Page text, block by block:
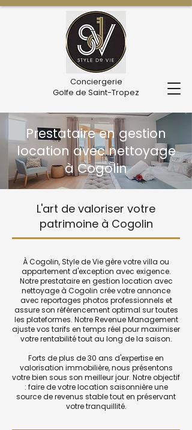
Conciergerie
Golfe de Saint-Tropez
Prestataire en gestion
location avec nettoyage
à Cogolin
L'art de valoriser votre
patrimoine à Cogolin
À Cogolin, Style de Vie gère votre villa ou
appartement d'exception avec exigence.
Notre prestataire en gestion location avec
nettoyage à Cogolin crée votre annonce
avec reportages photos professionnels et
assure son référencement optimal sur toutes
les plateformes. Notre Revenue Management
ajuste vos tarifs en temps réel pour maximiser
votre rentabilité tout au long de la saison.
Forts de plus de 30 ans d'expertise en
valorisation immobilière, nous présentons
votre bien sous son meilleur jour. Notre objectif
: faire de votre location saisonnière une
source de revenus stable tout en préservant
votre tranquillité.